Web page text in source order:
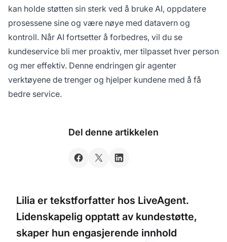
kan holde støtten sin sterk ved å bruke AI, oppdatere
prosessene sine og være nøye med datavern og
kontroll. Når AI fortsetter å forbedres, vil du se
kundeservice bli mer proaktiv, mer tilpasset hver person
og mer effektiv. Denne endringen gir agenter
verktøyene de trenger og hjelper kundene med å få
bedre service.
Del denne artikkelen
Lilia er tekstforfatter hos LiveAgent.
Lidenskapelig opptatt av kundestøtte,
skaper hun engasjerende innhold